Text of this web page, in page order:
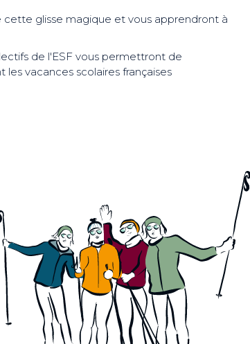
cette glisse magique et vous apprendront à
de l'ESF vous permettront de
vacances scolaires françaises